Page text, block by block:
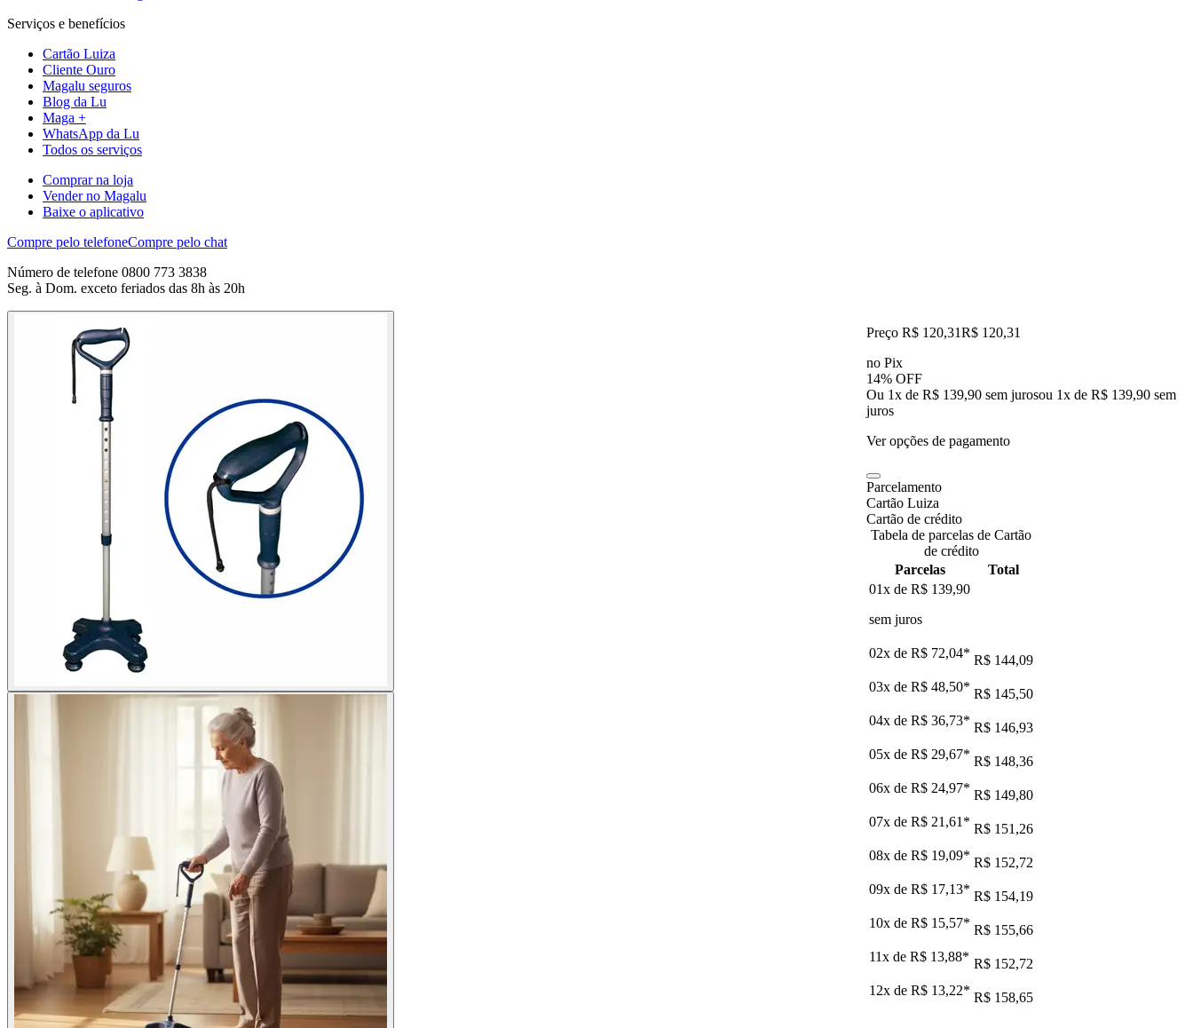
Serviços e benefícios
Cartão Luiza
Cliente Ouro
Magalu seguros
Blog da Lu
Maga +
WhatsApp da Lu
Todos os serviços
Comprar na loja
Vender no Magalu
Baixe o aplicativo
Compre pelo telefoneCompre pelo chat
Número de telefone 0800 773 3838
Seg. à Dom. exceto feriados das 8h às 20h
Preço R$ 120,31R$ 120,31
no Pix
14% OFF
Ou 1x de R$ 139,90 sem jurosou 1x de R$ 139,90 sem
juros
Ver opções de pagamento
Parcelamento
Cartão Luiza
Cartão de crédito
Tabela de parcelas de Cartão
de crédito
Parcelas
Total
01x de R$ 139,90
sem juros
02x de R$ 72,04* R$ 144,09
03x de R$ 48,50* R$ 145,50
04x de R$ 36,73* R$ 146,93
05x de R$ 29,67* R$ 148,36
06x de R$ 24,97* R$ 149,80
07x de R$ 21,61 * R$ 151,26
08x de R$ 19,09* R$ 152,72
09x de R$ 17,13* R$ 154,19
10x de R$ 15,57* R$ 155,66
11x de R$ 13,88* R$ 152,72
12x de R$ 13,22* R$ 158,65